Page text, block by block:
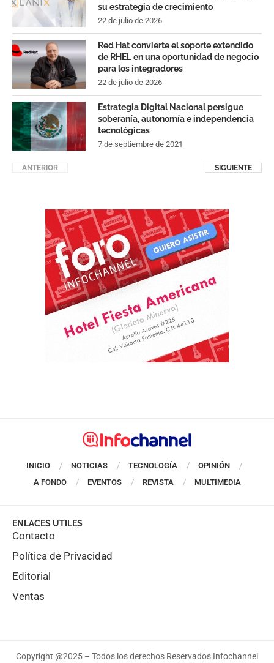
su estrategia de crecimiento
22 de julio de 2026
Red Hat convierte el soporte extendido
de RHEL en una oportunidad de negocio
para los integradores
22 de julio de 2026
Estrategia Digital Nacional persigue
soberanía, autonomía e independencia
tecnológicas
7 de septiembre de 2021
ANTERIOR SIGUIENTE
INICIO NOTICIAS TECNOLOGÍA
OPINIÓN
A FONDO
EVENTOS REVISTA MULTIMEDIA
ENLACES UTILES
Contacto
Política de Privacidad
Editorial
Ventas
Copyright @2025 – Todos los derechos Reservados Infochannel